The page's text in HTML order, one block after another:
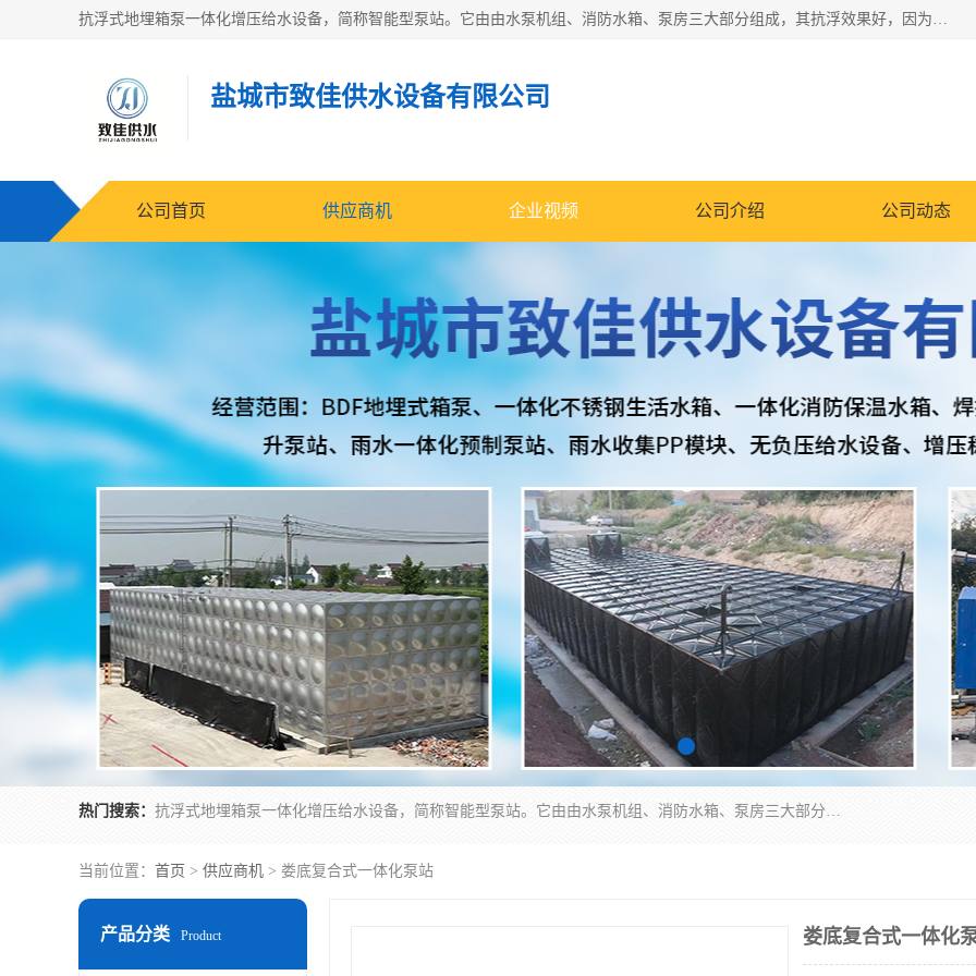
抗浮式地埋箱泵一体化增压给水设备，简称智能型泵站。它由由水泵机组、消防水箱、泵房三大部分组成，其抗浮效果好，因为设计时通过将底板与箱体联在一起，箱体重量抵消了地下水浮力。系统维护好，内部拉筋、泵站、管道，喷淋等各部运行正堂，无一损坏；结构更牢固。
盐城市致佳供水设备有限公司
公司首页 供应商机 企业视频 公司介绍 公司动态
热门搜索： 抗浮式地埋箱泵一体化增压给水设备，简称智能型泵站。它由由水泵机组、消防水箱、泵房三大部分组成，其抗浮效果好，因为设计时通过将底板与箱体联在一起，箱体重量抵消了地下水浮力。系统维护好，内部拉筋、泵站、管道，喷淋等各部运行正堂，无一损坏；结构更牢固。
当前位置： 首页 > 供应商机 > 娄底复合式一体化泵站
产品分类 Product 娄底复合式一体化